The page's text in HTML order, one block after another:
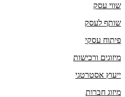
שווי עסק
שותף לעסק
פיתוח עסקי
מיזוגים ורכישות
ייעוץ אסטרטגי
מיזוג חברות